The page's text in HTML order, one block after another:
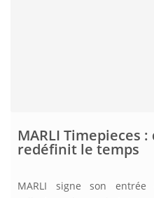
MARLI Timepieces
redéfinit le temps
MARLI signe son entrée